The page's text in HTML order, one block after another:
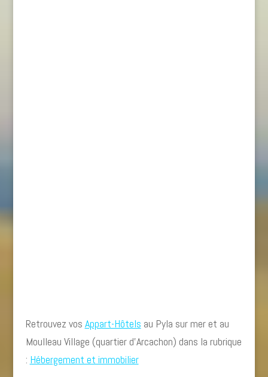
Retrouvez vos Appart-Hôtels au Pyla sur mer et au
Moulleau Village (quartier d’Arcachon) dans la rubrique
: Hébergement et immobilier